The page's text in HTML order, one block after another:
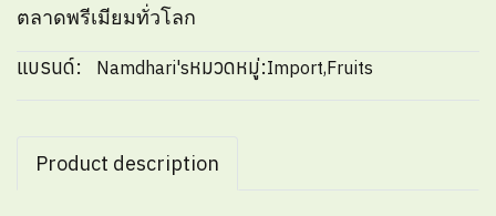
ตลาดพรีเมียมทั่วโลก
แบรนด์: Namdhari'sหมวดหมู่:Import,Fruits
Product description